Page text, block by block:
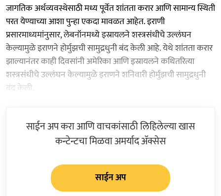
जागतिक अर्थव्यवस्थेसाठी मध्य पूर्वेत शांतता करार आणि सामान्य स्थिती
परत येण्याच्या आशा पुन्हा एकदा मावळत आहेत. इराणी
प्रसारमाध्यमांनुसार, लेबनॉनमध्ये इस्रायलने शस्त्रसंधीचे उल्लंघन
केल्यामुळे इराणने होर्मुझची सामुद्रधुनी बंद केली आहे. येथे शांतता करार
झाल्यानंतर काही दिवसांनी अमेरिका आणि इस्रायलने कथितरित्या
शस्त्रसंधीचे उल्लंघन केल्यामुळे इराणने शनिवारी होर्मुझची सामुद्रधुनी
बंद केली.
साईन अप करा आणि वाचकांसाठी लिहिलेल्या खास
कन्टेन्टचा मिळवा अमर्याद ॲक्सेस
साईन अप